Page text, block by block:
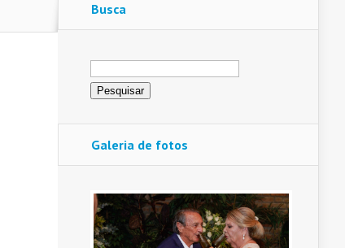
Busca
Pesquisar
por:
Galeria de fotos